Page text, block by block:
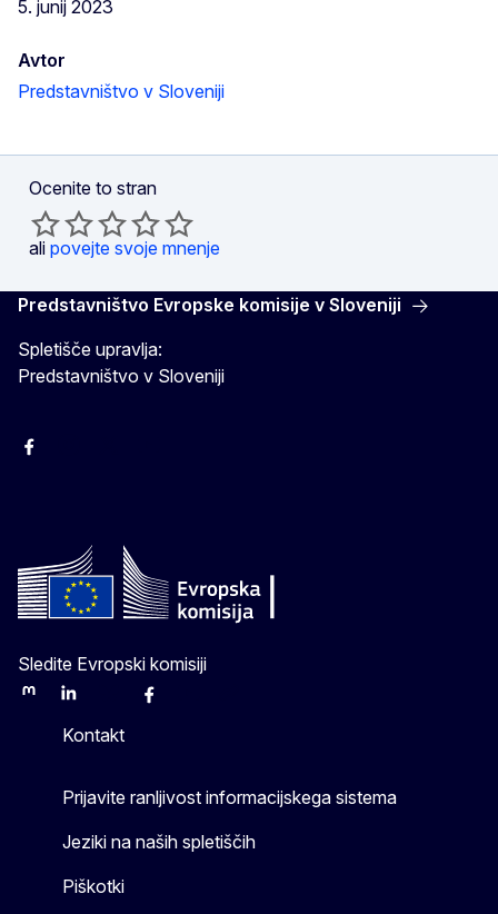
5. junij 2023
Avtor
Predstavništvo v Sloveniji
Ocenite to stran
ali povejte svoje mnenje
Predstavništvo Evropske komisije v Sloveniji
Spletišče upravlja:
Predstavništvo v Sloveniji
Facebook
Sledite Evropski komisiji
MastodonLinkedInBlueskyFacebook
Kontakt
Prijavite ranljivost informacijskega sistema
Jeziki na naših spletiščih
Piškotki